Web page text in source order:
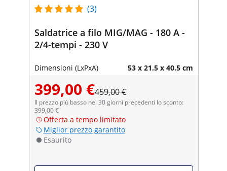
(3)
Saldatrice a filo MIG/MAG - 180 A -
2/4-tempi - 230 V
Dimensioni (LxPxA) 53 x 21.5 x 40.5 cm
399,00 €459,00 €
Il prezzo più basso nei 30 giorni precedenti lo sconto:
399,00 €
Offerta a tempo limitato
Miglior prezzo garantito
Esaurito